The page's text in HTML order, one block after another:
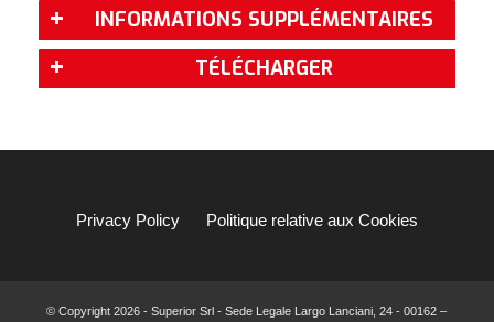
INFORMATIONS SUPPLÉMENTAIRES
TÉLÉCHARGER
Privacy Policy Politique relative aux Cookies
© Copyright2026 - Superior Srl - Sede Legale Largo Lanciani, 24 - 00162 –